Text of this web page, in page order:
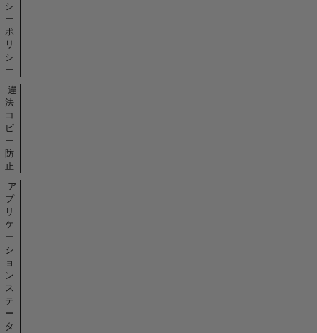
シ
ー
ポ
リ
シ
ー
違
法
コ
ピ
ー
防
止
ア
プ
リ
ケ
ー
シ
ョ
ン
ス
テ
ー
タ